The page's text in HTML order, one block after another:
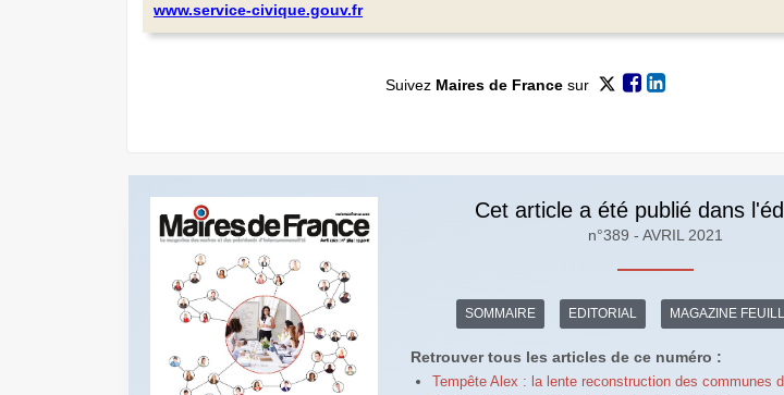
www.service-civique.gouv.fr
Suivez Maires de Francesur
Cet article a été publié dans
n°389 - AVRIL 2021
SOMMAIRE EDITORIAL MAGAZINE
Retrouver tous les articles de ce numéro :
Tempête Alex : la lente reconstruction des communes